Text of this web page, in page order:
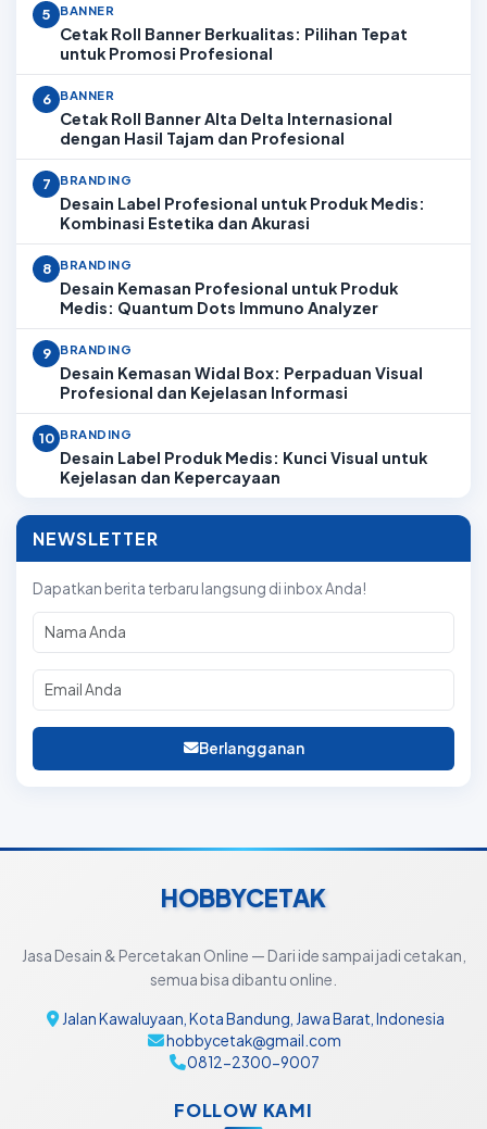
5 BANNER
Cetak Roll Banner Berkualitas: Pilihan Tepat
untuk Promosi Profesional
6 BANNER
Cetak Roll Banner Alta Delta Internasional
dengan Hasil Tajam dan Profesional
7 BRANDING
Desain Label Profesional untuk Produk Medis:
Kombinasi Estetika dan Akurasi
8 BRANDING
Desain Kemasan Profesional untuk Produk
Medis: Quantum Dots Immuno Analyzer
9 BRANDING
Desain Kemasan Widal Box: Perpaduan Visual
Profesional dan Kejelasan Informasi
10 BRANDING
Desain Label Produk Medis: Kunci Visual untuk
Kejelasan dan Kepercayaan
NEWSLETTER
Dapatkan berita terbaru langsung di inbox Anda!
Berlangganan
HOBBYCETAK
Jasa Desain & Percetakan Online — Dari ide sampai jadi cetakan,
semua bisa dibantu online.
Jalan Kawaluyaan, Kota Bandung, Jawa Barat, Indonesia
hobbycetak@gmail.com
0812-2300-9007
FOLLOW KAMI